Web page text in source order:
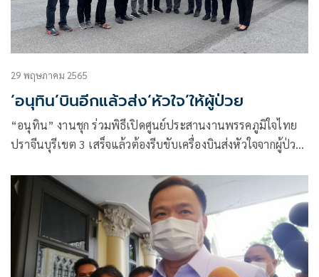
29 พฤษภาคม 2565
‘อนุทิน’บินอีกแล้วส่ง‘หัวใจ’ให้ผู้ป่วย
“อนุทิน” งานชุก ร่วมพิธีเปิดศูนย์ประสานงานพรรคภูมิใจไทย
ปราจีนบุรีเขต 3 เสร็จแล้วต้องรีบขับเครื่องบินส่งหัวใจจากผู้ป่วย
อย่างรุนแรง